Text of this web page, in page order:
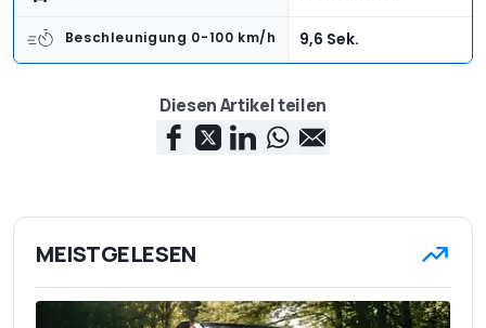
Beschleunigung 0-100 km/h 9,6 Sek.
4.089 mm
Höhe 1.526 mm
Kofferraumvolumen 304 - 1.205 Liter
Leergewicht 1.302 kg
Diesen Artikel teilen
MEISTGELESEN